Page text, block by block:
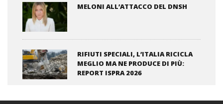
MELONI ALL’ATTACCO DEL DNSH
RIFIUTI SPECIALI, L’ITALIA RICICLA
MEGLIO MA NE PRODUCE DI PIÙ:
REPORT ISPRA 2026